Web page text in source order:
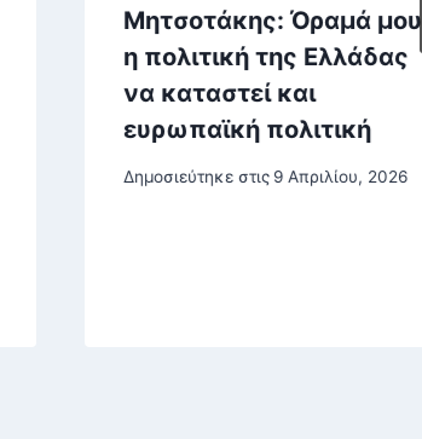
Μητσοτάκης: Όραμά μου
η πολιτική της Ελλάδας
να καταστεί και
ευρωπαϊκή πολιτική
Δημοσιεύτηκε στις 9 Απριλίου, 2026